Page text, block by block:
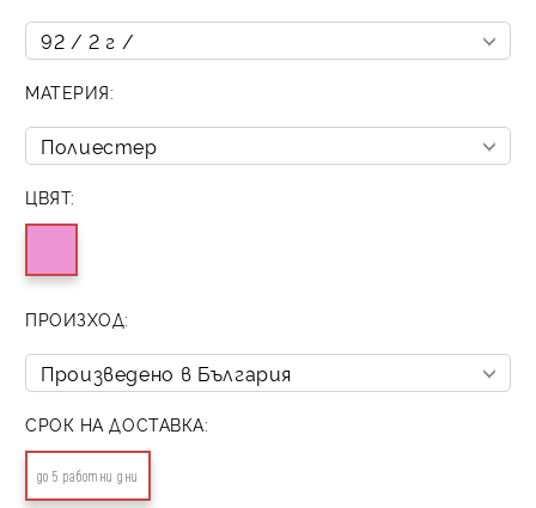
МАТЕРИЯ:
ЦВЯТ:
ПРОИЗХОД:
СРОК НА ДОСТАВКА:
до 5 работни дни